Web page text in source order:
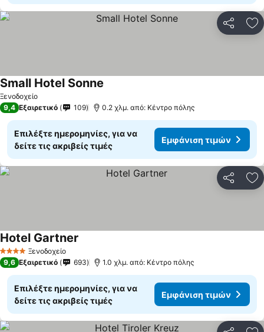
Ξενοδοχείο
Small Hotel Sonne
9,4 Εξαιρετικό 109 0.2 χλμ. από: Κέντρο πόλης
Επιλέξτε ημερομηνίες, για να
δείτε τις ακριβείς τιμές
Εμφάνιση τιμών
4 ΑστέριαΞενοδοχείο
Hotel Gartner
9,6 Εξαιρετικό 693 1.0 χλμ. από: Κέντρο πόλης
Επιλέξτε ημερομηνίες, για να
δείτε τις ακριβείς τιμές
Εμφάνιση τιμών